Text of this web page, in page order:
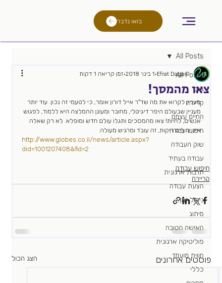
בואו נדבר
All Posts
גיוס
קריירה
החיים עצמם
חיפוש עבודה
שוק העבודה
עבודה בעתיד
תרבות ארגונית
הצעת עבודה
ניהול זמן
מיתוג
האישה הטובה
פוליטיקה ארגונית
חווית מועמד
כללי
All Posts
צאו מהמסך!
Efrat Dagan 1 בינו׳ 2018 זמן קריאה 1 דקות
מעניין לקרוא את מה שד"ר אייל דורון אומר, כי לטעמי זה נכון. עוד יותר
מעניין שבעולם היפר דיגיטלי, מחובר ומעונן ההמלצה היא ללמוד, לפגוש
אנשים, לחיות! צאו מהמסכים ותגלו עולם חדש ומופלא. לא רק שאלה
אינן מילים ריקות, זה עובד ומרגיש מעולה.
http://www.globes.co.il/news/article.aspx?
did=1001207408&fid=2
חיפוש עבודה
קריירה
פוסטים אחרונים הצג הכול